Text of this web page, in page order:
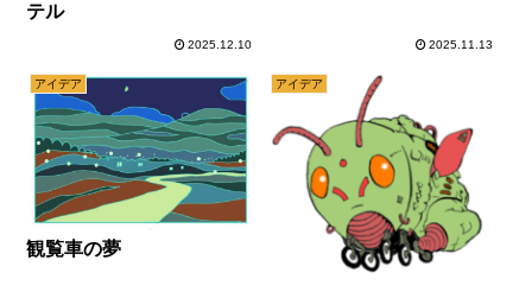
テル
2025.12.10 2025.11.13
アイデア
観覧車の夢
アイデア